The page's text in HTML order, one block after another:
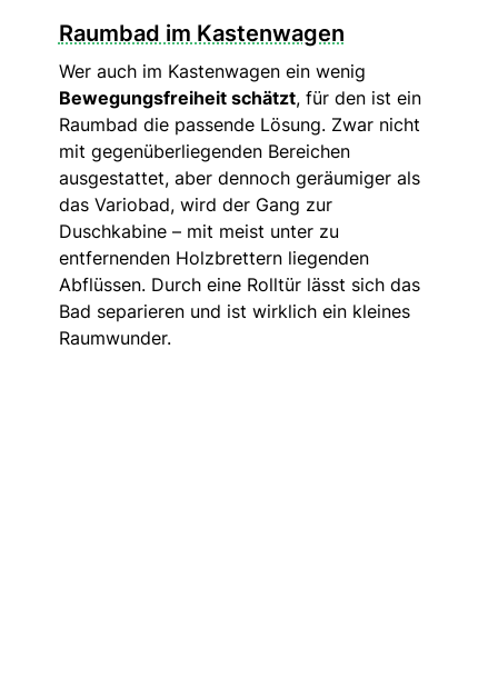
Raumbad im Kastenwagen
Wer auch im Kastenwagen ein wenig
Bewegungsfreiheit schätzt, für den ist ein
Raumbad die passende Lösung. Zwar nicht
mit gegenüberliegenden Bereichen
ausgestattet, aber dennoch geräumiger als
das Variobad, wird der Gang zur
Duschkabine – mit meist unter zu
entfernenden Holzbrettern liegenden
Abflüssen. Durch eine Rolltür lässt sich das
Bad separieren und ist wirklich ein kleines
Raumwunder.